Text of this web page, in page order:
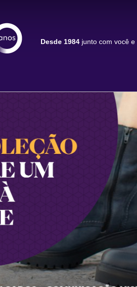
Desde 1984 junto com você